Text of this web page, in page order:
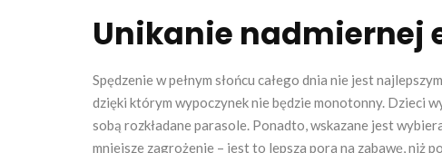
Unikanie nadmiernej
Spędzenie w pełnym słońcu całego dnia nie jest
dzięki którym wypoczynek nie będzie monotonny. Dzieci
sobą rozkładane parasole. Ponadto, wskazane jest
mniejsze zagrożenie – jest to lepsza pora na zabawę, niż